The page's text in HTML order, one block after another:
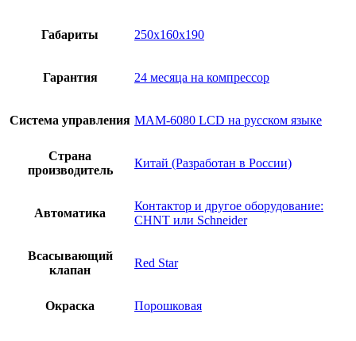
Габариты 250x160x190
Гарантия 24 месяца на компрессор
Система управления МАМ-6080 LCD на русском языке
Страна
производитель
Китай (Разработан в России)
Автоматика
Контактор и другое оборудование:
CHNT или Schneider
Всасывающий
клапан
Red Star
Окраска Порошковая